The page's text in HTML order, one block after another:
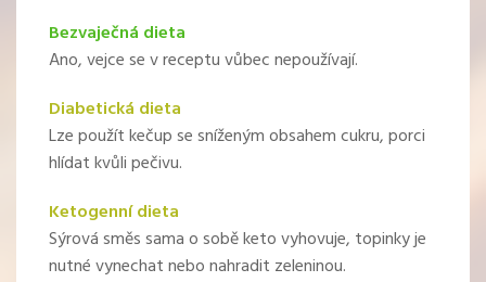
Bezvaječná dieta
Ano, vejce se v receptu vůbec nepoužívají.
Diabetická dieta
Lze použít kečup se sníženým obsahem cukru, porci
hlídat kvůli pečivu.
Ketogenní dieta
Sýrová směs sama o sobě keto vyhovuje, topinky je
nutné vynechat nebo nahradit zeleninou.